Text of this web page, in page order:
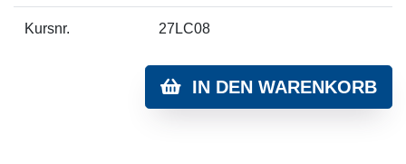
Kursnr. 27LC08
IN DEN WARENKORB